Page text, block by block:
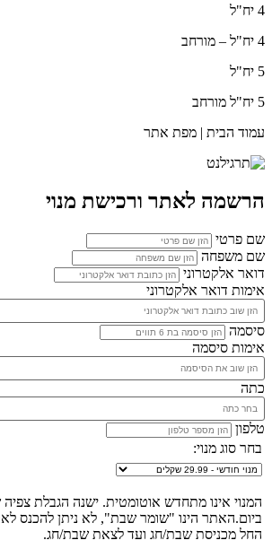
4 יח"ל
4 יח"ל – מורחב
5 יח"ל
5 יח"ל מורחב
עמוד הבית | מפת אתר
הרשמה לאתר ורכישת מנוי
שם פרטי
שם משפחה
דואר אלקטרוני
אימות דואר אלקטרוני
סיסמה
אימות סיסמה
כתה
טלפון
בחר סוג מנוי:
ביום.האתר הינו "שומר שבת", לא ניתן להכנס
החל מכניסת שבת/חג ועד לצאת שבת/חג.